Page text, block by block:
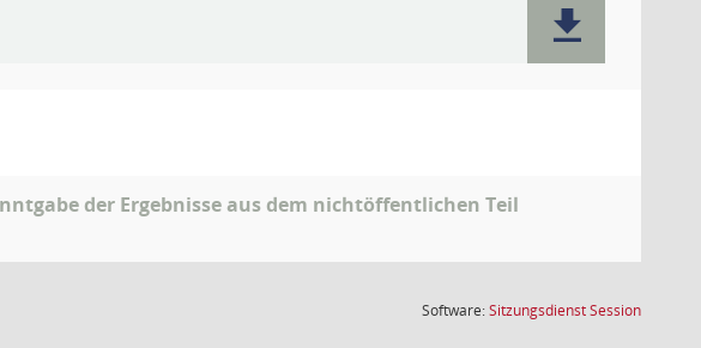
der Ergebnisse aus dem nichtöffentlichen Teil
Software:SitzungsdienstSession(Wird in